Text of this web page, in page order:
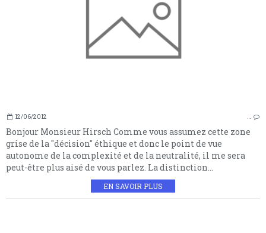
12/06/2012 …
Bonjour Monsieur Hirsch Comme vous assumez cette zone
grise de la "décision" éthique et donc le point de vue
autonome de la complexité et de la neutralité, il me sera
peut-être plus aisé de vous parlez. La distinction...
EN SAVOIR PLUS